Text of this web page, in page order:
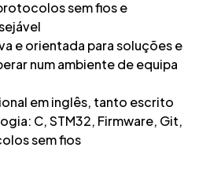
sem fios e
e orientada para soluções e
num ambiente de equipa
em inglês, tanto escrito
C, STM32, Firmware, Git,
sem fios